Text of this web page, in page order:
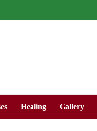
Healing Gallery